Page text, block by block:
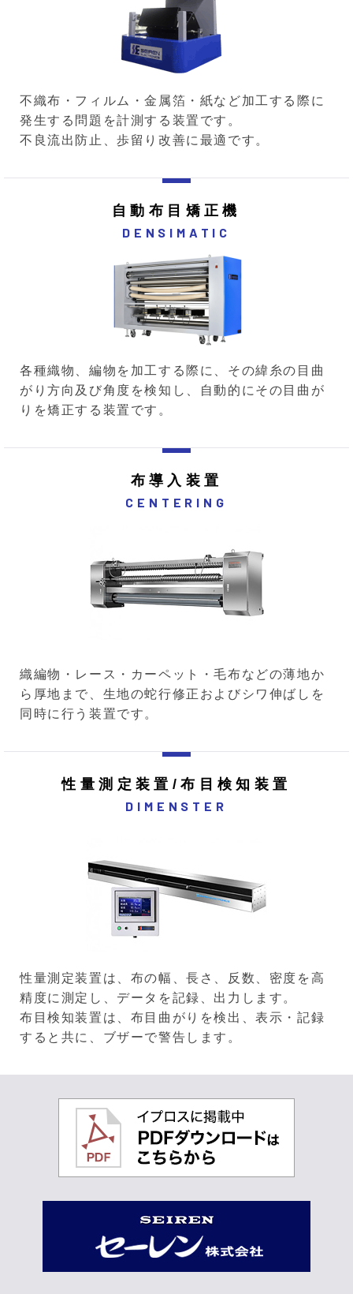
不織布・フィルム・金属箔・紙など加工する際に
発生する問題を計測する装置です。
不良流出防止、歩留り改善に最適です。
自動布目矯正機
DENSIMATIC
各種織物、編物を加工する際に、その緯糸の目曲
がり方向及び角度を検知し、自動的にその目曲が
りを矯正する装置です。
布導入装置
CENTERING
織編物・レース・カーペット・毛布などの薄地か
ら厚地まで、生地の蛇行修正およびシワ伸ばしを
同時に行う装置です。
性量測定装置/布目検知装置
DIMENSTER
性量測定装置は、布の幅、長さ、反数、密度を高
精度に測定し、データを記録、出力します。
布目検知装置は、布目曲がりを検出、表示・記録
すると共に、ブザーで警告します。